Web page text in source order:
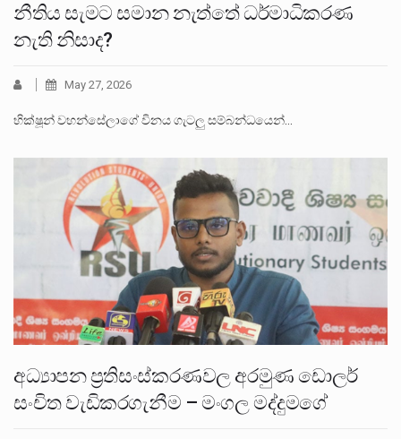
නීතිය සැමට සමාන නැත්තේ ධර්මාධිකරණ
නැති නිසාද?
May 27, 2026
භික්ෂූන් වහන්සේලාගේ විනය ගැටලු සම්බන්ධයෙන්…
අධ්‍යාපන ප්‍රතිසංස්කරණවල අරමුණ ඩොලර්
සංචිත වැඩිකරගැනීම – මංගල මද්දුමගේ